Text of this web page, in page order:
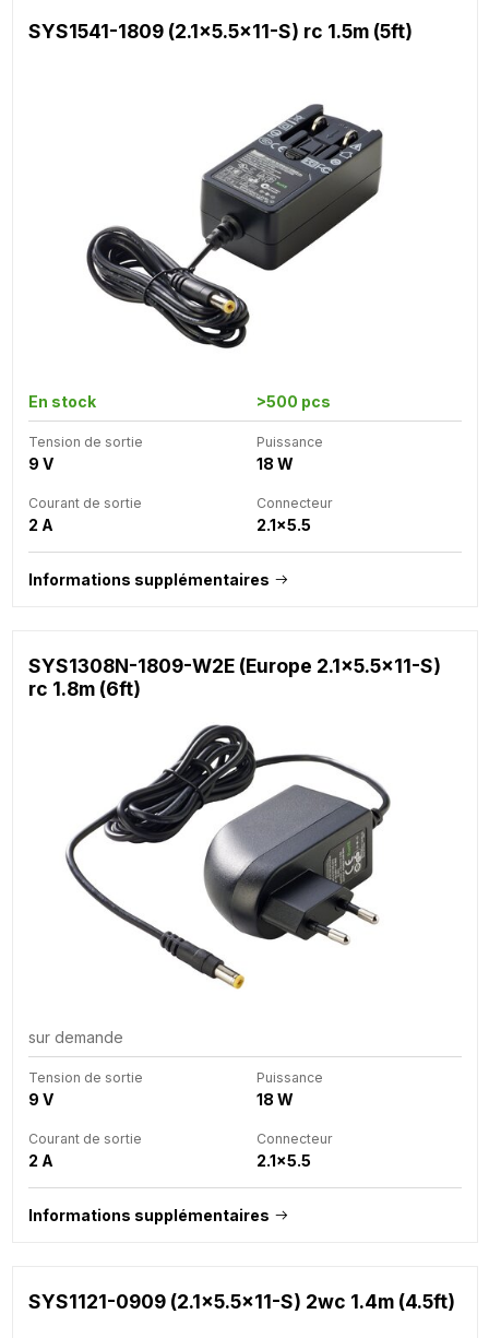
SYS1541-1809 (2.1x5.5x11-S) rc 1.5m (5ft)
En stock >500 pcs
Tension de sortie
9 V
Puissance
18 W
Courant de sortie
2 A
Connecteur
2.1x5.5
Informations supplémentaires
SYS1308N-1809-W2E (Europe 2.1x5.5x11-S)
rc 1.8m (6ft)
sur demande
Tension de sortie
9 V
Puissance
18 W
Courant de sortie
2 A
Connecteur
2.1x5.5
Informations supplémentaires
SYS1121-0909 (2.1x5.5x11-S) 2wc 1.4m (4.5ft)